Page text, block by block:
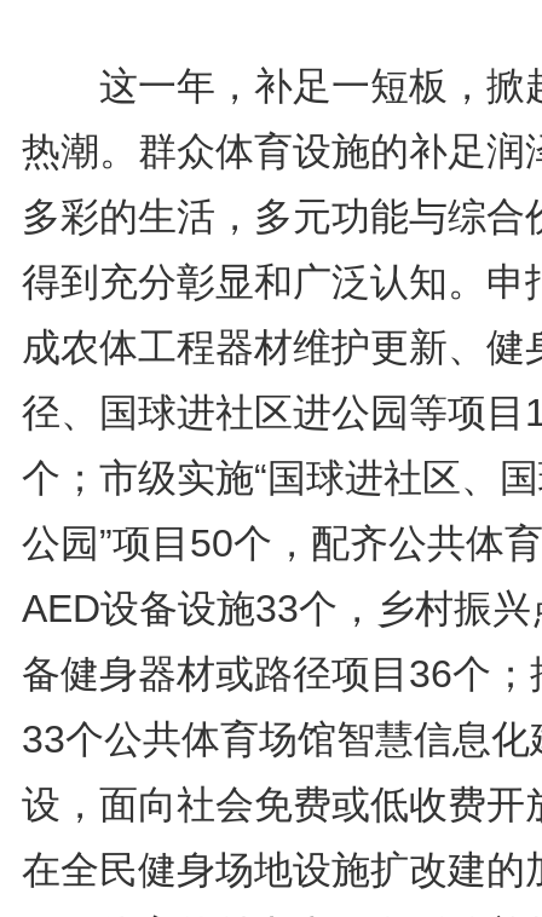
这一年，补足一短板，掀
热潮。群众体育设施的补足润
多彩的生活，多元功能与综合
得到充分彰显和广泛认知。申
成农体工程器材维护更新、健
径、国球进社区进公园等项目
个；市级实施“国球进社区、
公园”项目50个，配齐公共体
AED设备设施33个，乡村振兴
备健身器材或路径项目36个；
33个公共体育场馆智慧信息化
设，面向社会免费或低收费开
在全民健身场地设施扩改建的